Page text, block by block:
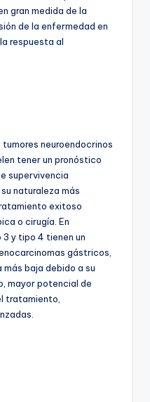
gran medida de la
de la enfermedad en
respuesta al
neuroendocrinos
tener un pronóstico
supervivencia
naturaleza más
exitoso
o cirugía. En
y tipo 4 tienen un
gástricos,
baja debido a su
mayor potencial de
tratamiento,